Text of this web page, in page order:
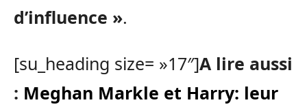
d’influence ».
[su_heading size= »17″]A lire aussi
: Meghan Markle et Harry: leur